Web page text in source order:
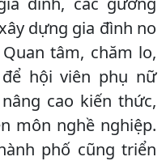
dựng gia đình no
tâm, chăm lo,
hội viên phụ nữ
cao kiến thức,
môn nghề nghiệp.
phố cũng triển